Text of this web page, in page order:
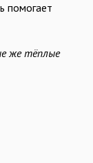
помогает
же тёплые